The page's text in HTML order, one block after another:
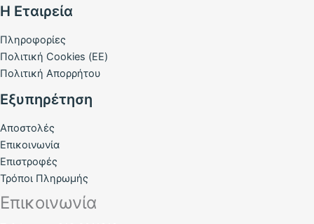
Η Εταιρεία
Πληροφορίες
Πολιτική Cookies (ΕΕ)
Πολιτική Απορρήτου
Εξυπηρέτηση
Αποστολές
Επικοινωνία
Επιστροφές
Τρόποι Πληρωμής
Επικοινωνία